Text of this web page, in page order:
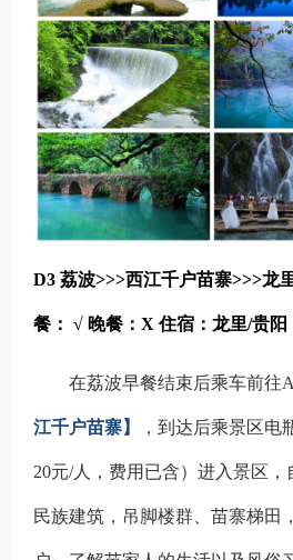
D3 荔波>>>西江千户苗寨>>>龙
餐： √ 晚餐：X 住宿：龙里/贵阳
在荔波早餐结束后乘车前往
江千户苗寨】 ，到达后乘景区电
20元/人，费用已含）进入景区
民族建筑，吊脚楼群、苗寨梯田